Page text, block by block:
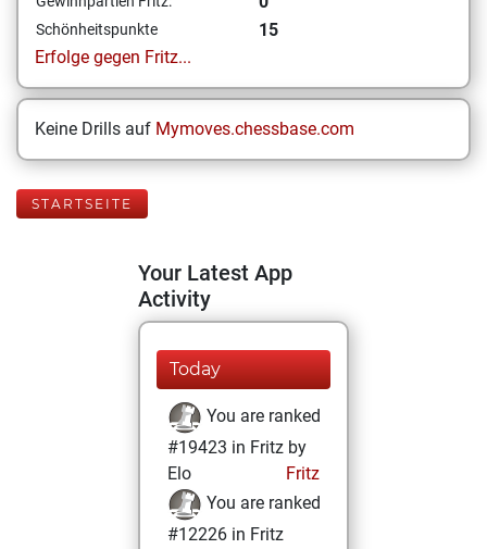
Schönheitspunkte
15
Erfolge gegen Fritz...
Keine Drills auf Mymoves.chessbase.com
STARTSEITE
Your Latest App
Activity
Today
You are ranked
#19423 in Fritz by
Elo
Fritz
You are ranked
#12226 in Fritz